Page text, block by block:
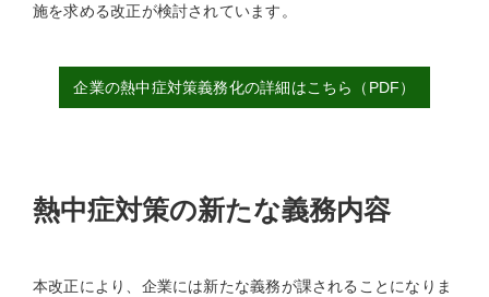
施を求める改正が検討されています。
企業の熱中症対策義務化の詳細はこちら（PDF）
熱中症対策の新たな義務内容
本改正により、企業には新たな義務が課されることになりま